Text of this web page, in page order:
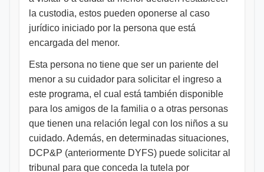
la custodia, estos pueden oponerse al caso
jurídico iniciado por la persona que está
encargada del menor.
Esta persona no tiene que ser un pariente del
menor a su cuidador para solicitar el ingreso a
este programa, el cual está también disponible
para los amigos de la familia o a otras personas
que tienen una relación legal con los niños a su
cuidado. Además, en determinadas situaciones,
DCP&P (anteriormente DYFS) puede solicitar al
tribunal para que conceda la tutela por